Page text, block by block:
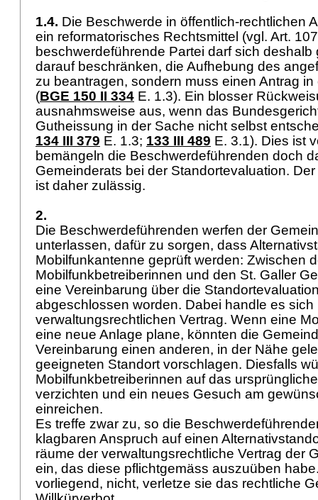
1.4. Die Beschwerde in öffentlich-rechtlichen
ein reformatorisches Rechtsmittel (vgl. Art.
beschwerdeführende Partei darf sich deshalb
darauf beschränken, die Aufhebung des
zu beantragen, sondern muss einen Antrag
(BGE 150 II 334 E. 1.3). Ein blosser
ausnahmsweise aus, wenn das
Gutheissung in der Sache nicht selbst
134 III 379 E. 1.3; 133 III 489 E. 3.1). Dies ist
bemängeln die Beschwerdeführenden doch
Gemeinderats bei der Standortevaluation.
ist daher zulässig.
2.
Die Beschwerdeführenden werfen der
unterlassen, dafür zu sorgen, dass
Mobilfunkantenne geprüft werden: Zwischen
Mobilfunkbetreiberinnen und den St. Galler
eine Vereinbarung über die
abgeschlossen worden. Dabei handle es sich
verwaltungsrechtlichen Vertrag. Wenn eine
eine neue Anlage plane, könnten die
Vereinbarung einen anderen, in der Nähe
geeigneten Standort vorschlagen. Diesfalls
Mobilfunkbetreiberinnen auf das
verzichten und ein neues Gesuch am
einreichen.
Es treffe zwar zu, so die
klagbaren Anspruch auf einen
räume der verwaltungsrechtliche Vertrag der
ein, das diese pflichtgemäss auszuüben
vorliegend, nicht, verletze sie das rechtliche